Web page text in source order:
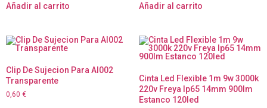
Añadir al carrito Añadir al carrito
Clip De Sujecion Para Al002
Transparente
0,60 €
Cinta Led Flexible 1m 9w 3000k
220v Freya Ip65 14mm 900lm
Estanco 120led